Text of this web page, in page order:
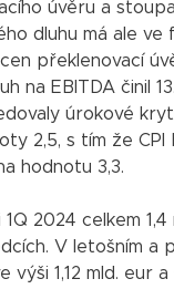
úvěru a
dluhu má ale ve
překlenovací
na EBITDA činil
úrokové
2,5, s tím že
hodnotu 3,3.
1Q 2024 celkem
V letošním a
výši 1,12 mld. eur a